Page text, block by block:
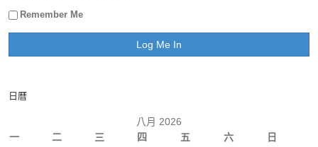
Remember Me
日曆
八月 2026
一
二 三 四 五 六 日